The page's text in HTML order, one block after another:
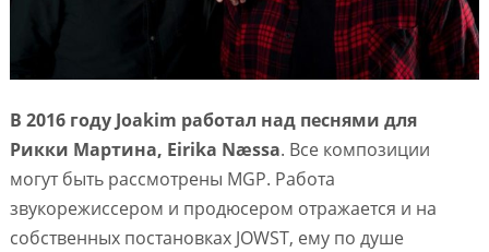
В 2016 году Joakim работал над песнями для
Рикки Мартина, Eirikа Næssа. Все композиции
могут быть рассмотрены MGP. Работа
звукорежиссером и продюсером отражается и на
собственных постановках JOWST, ему по душе